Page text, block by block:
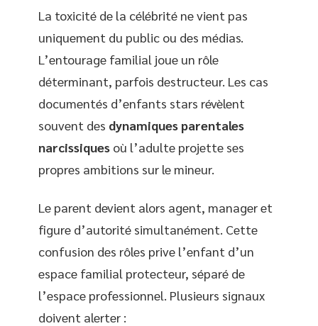
La toxicité de la célébrité ne vient pas
uniquement du public ou des médias.
L’entourage familial joue un rôle
déterminant, parfois destructeur. Les cas
documentés d’enfants stars révèlent
souvent des dynamiques parentales
narcissiques où l’adulte projette ses
propres ambitions sur le mineur.
Le parent devient alors agent, manager et
figure d’autorité simultanément. Cette
confusion des rôles prive l’enfant d’un
espace familial protecteur, séparé de
l’espace professionnel. Plusieurs signaux
doivent alerter :